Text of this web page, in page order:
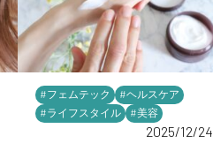
#フェムテック
#ヘルスケア
#ライフスタイル
#美容
2025/12/24